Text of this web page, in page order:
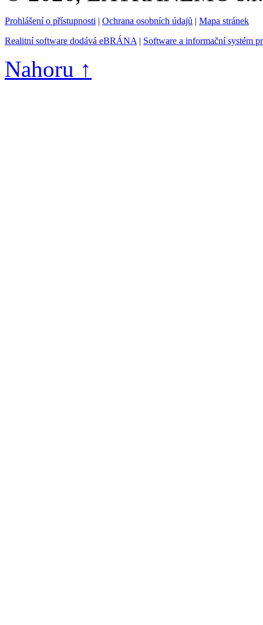
Prohlášení o přístupnosti | Ochrana osobních údajů | Mapa stránek
Realitní software dodává eBRÁNA | Software a informační systém
Nahoru ↑